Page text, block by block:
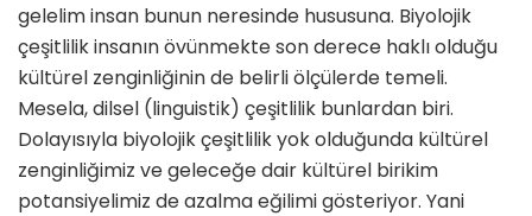
gelelim insan bunun neresinde hususuna. Biyolojik
çeşitlilik insanın övünmekte son derece haklı olduğu
kültürel zenginliğinin de belirli ölçülerde temeli.
Mesela, dilsel (linguistik) çeşitlilik bunlardan biri.
Dolayısıyla biyolojik çeşitlilik yok olduğunda kültürel
zenginliğimiz ve geleceğe dair kültürel birikim
potansiyelimiz de azalma eğilimi gösteriyor. Yani